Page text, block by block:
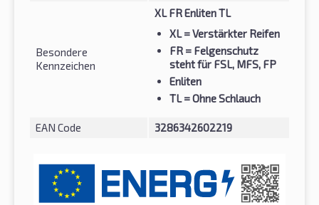
Besondere
Kennzeichen
XL FR Enliten TL
XL= Verstärkter Reifen
FR = Felgenschutz
steht für FSL, MFS, FP
Enliten
TL= Ohne Schlauch
EAN Code 3286342602219